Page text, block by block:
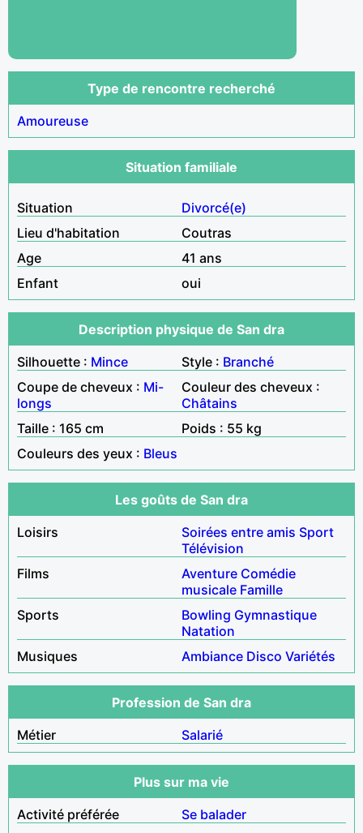
Type de rencontre recherché
Amoureuse
Situation familiale
Situation
Divorcé(e)
Lieu d'habitation
Coutras
Age
41 ans
Enfant
oui
Description physique de San dra
Silhouette : Mince Style : Branché
Coupe de cheveux : Mi-
longs
Couleur des cheveux :
Châtains
Taille : 165 cm
Poids : 55 kg
Couleurs des yeux : Bleus
Les goûts de San dra
Loisirs
Soirées entre amis Sport
Télévision
Films
Aventure Comédie
musicale Famille
Sports
Bowling Gymnastique
Natation
Musiques
Ambiance Disco Variétés
Profession de San dra
Métier
Salarié
Plus sur ma vie
Activité préférée
Se balader